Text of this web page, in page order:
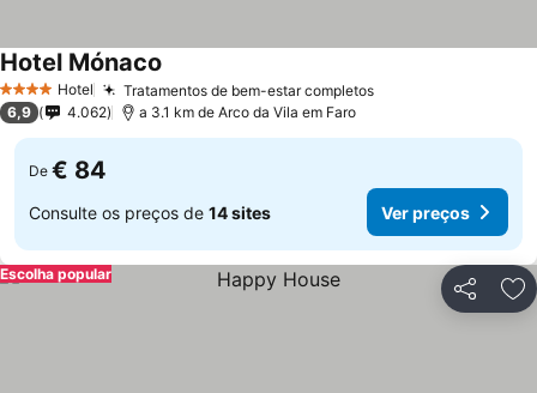
4 EstrelasHotel Tratamentos de bem-estar completos
Hotel Mónaco
6,9 4.062 a 3.1 km de Arco da Vila em Faro
De € 84
Consulte os preços de 14 sites Ver preços
Partilhar
Escolha popular